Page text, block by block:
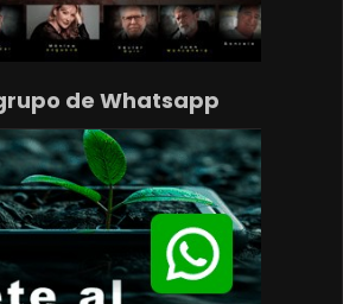
de Whatsapp